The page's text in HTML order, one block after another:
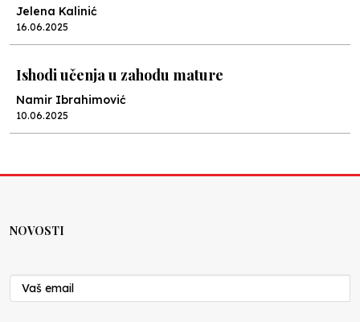
Jelena Kalinić
16.06.2025
Ishodi učenja u zahodu mature
Namir Ibrahimović
10.06.2025
Nenad Veličković
29.10.2024
NOVOSTI